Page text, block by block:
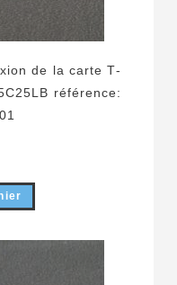
de la carte T-
référence: